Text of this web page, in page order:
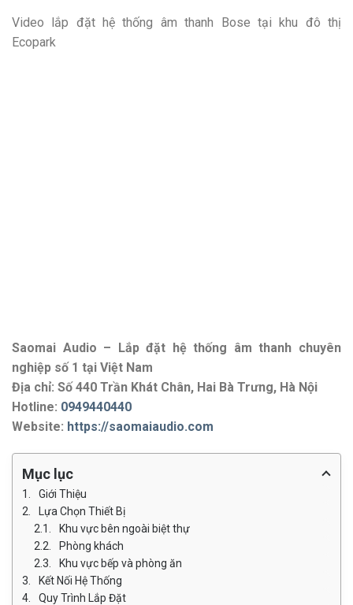
Video lắp đặt hệ thống âm thanh Bose tại khu đô thị
Ecopark
Saomai Audio – Lắp đặt hệ thống âm thanh chuyên
nghiệp số 1 tại Việt Nam
Địa chỉ: Số 440 Trần Khát Chân, Hai Bà Trưng, Hà Nội
Hotline: 0949440440
Website: https://saomaiaudio.com
Mục lục
Giới Thiệu
Lựa Chọn Thiết Bị
Khu vực bên ngoài biệt thự
Phòng khách
Khu vực bếp và phòng ăn
Kết Nối Hệ Thống
Quy Trình Lắp Đặt